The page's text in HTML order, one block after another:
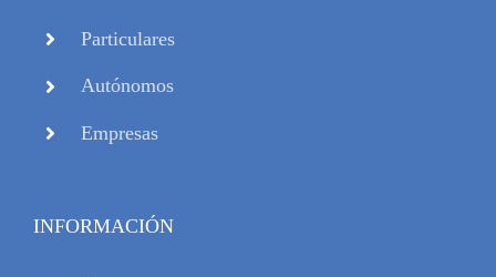
Particulares
Autónomos
Empresas
INFORMACIÓN